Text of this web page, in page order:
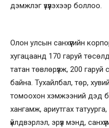
дэмжлэг үзүүлэхээр боллоо.
Олон улсын санхүүгийн
хугацаанд 170 гаруй
татан төвлөрүүлж, 200 гаруй
байна. Тухайлбал, төр,
томоохон хэмжээний дэд
хангамж, ариутгах
үйлдвэрлэл, эрүүл мэнд,